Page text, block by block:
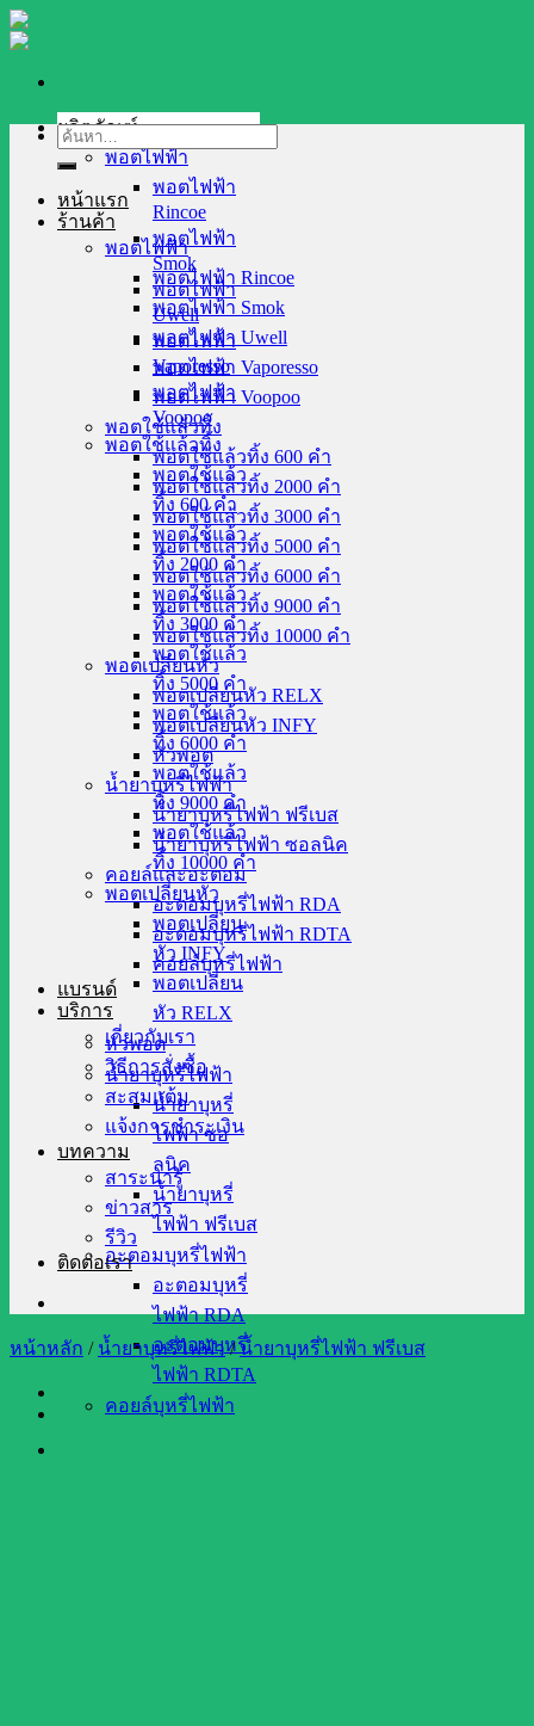
Skip
to
ผลิตภัณฑ์
พอตไฟฟ้า
พอตไฟฟ้า
Rincoe
พอตไฟฟ้า
Smok
พอตไฟฟ้า
Uwell
พอตไฟฟ้า
Vaporesso
พอตไฟฟ้า
Voopoo
พอตใช้แล้วทิ้ง
พอตใช้แล้ว
ทิ้ง 600 คำ
พอตใช้แล้ว
ทิ้ง 2000 คำ
พอตใช้แล้ว
ทิ้ง 3000 คำ
พอตใช้แล้ว
ทิ้ง 5000 คำ
พอตใช้แล้ว
ทิ้ง 6000 คำ
พอตใช้แล้ว
ทิ้ง 9000 คำ
พอตใช้แล้ว
ทิ้ง 10000 คำ
พอตเปลี่ยนหัว
พอตเปลี่ยน
หัว INFY
พอตเปลี่ยน
หัว RELX
หัวพอต
น้ำยาบุหรี่ไฟฟ้า
น้ำยาบุหรี่
ไฟฟ้า ซอ
ลนิค
น้ำยาบุหรี่
ไฟฟ้า ฟรีเบส
อะตอมบุหรี่ไฟฟ้า
อะตอมบุหรี่
ไฟฟ้า RDA
อะตอมบุหรี่
ไฟฟ้า RDTA
คอยล์บุหรี่ไฟฟ้า
ค้นหา:
หน้าแรก
ร้านค้า
พอตไฟฟ้า
พอตไฟฟ้า Rincoe
พอตไฟฟ้า Smok
พอตไฟฟ้า Uwell
พอตไฟฟ้า Vaporesso
พอตไฟฟ้า Voopoo
พอตใช้แล้วทิ้ง
พอตใช้แล้วทิ้ง 600 คำ
พอตใช้แล้วทิ้ง 2000 คำ
พอตใช้แล้วทิ้ง 3000 คำ
พอตใช้แล้วทิ้ง 5000 คำ
พอตใช้แล้วทิ้ง 6000 คำ
พอตใช้แล้วทิ้ง 9000 คำ
พอตใช้แล้วทิ้ง 10000 คำ
พอตเปลี่ยนหัว
พอตเปลี่ยนหัว RELX
พอตเปลี่ยนหัว INFY
หัวพอต
น้ำยาบุหรี่ไฟฟ้า
น้ำยาบุหรี่ไฟฟ้า ฟรีเบส
น้ำยาบุหรี่ไฟฟ้า ซอลนิค
คอยล์และอะตอม
อะตอมบุหรี่ไฟฟ้า RDA
อะตอมบุหรี่ไฟฟ้า RDTA
คอยล์บุหรี่ไฟฟ้า
แบรนด์
บริการ
เกี่ยวกับเรา
วิธีการสั่งซื้อ
สะสมแต้ม
แจ้งการชำระเงิน
บทความ
สาระน่ารู้
ข่าวสาร
รีวิว
ติดต่อเรา
หน้าหลัก / น้ำยาบุหรี่ไฟฟ้า / น้ำยาบุหรี่ไฟฟ้า ฟรีเบส